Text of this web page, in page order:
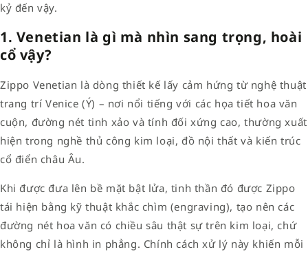
kỷ đến vậy.
1. Venetian là gì mà nhìn sang trọng, hoài
cổ vậy?
Zippo Venetian là dòng thiết kế lấy cảm hứng từ nghệ thuật
trang trí Venice (Ý) – nơi nổi tiếng với các họa tiết hoa văn
cuộn, đường nét tinh xảo và tính đối xứng cao, thường xuất
hiện trong nghề thủ công kim loại, đồ nội thất và kiến trúc
cổ điển châu Âu.
Khi được đưa lên bề mặt bật lửa, tinh thần đó được Zippo
tái hiện bằng kỹ thuật khắc chìm (engraving), tạo nên các
đường nét hoa văn có chiều sâu thật sự trên kim loại, chứ
không chỉ là hình in phẳng. Chính cách xử lý này khiến mỗi